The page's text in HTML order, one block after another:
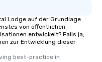
Lodge auf der Grundlage
von öffentlichen
entwickelt? Falls ja,
zur Entwicklung dieser
best-practice in